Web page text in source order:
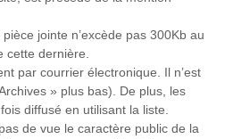
jointe n’excède pas 300Kb au
cette dernière.
par courrier électronique. Il n’est
» plus bas). De plus, les
diffusé en utilisant la liste.
de vue le caractère public de la